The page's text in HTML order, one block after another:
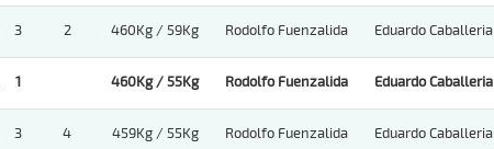
3 2 460Kg / 59Kg Rodolfo Fuenzalida Eduardo Caballeria
1 460Kg / 55Kg Rodolfo Fuenzalida Eduardo Caballeria
3 4 459Kg / 55Kg Rodolfo Fuenzalida Eduardo Caballeria